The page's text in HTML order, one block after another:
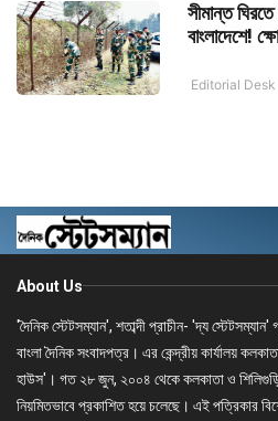
সীমান্ত ঘিরতে
বাংলাদেশে!
Editorial Desk
About Us
'দৈনিক স্টেটসম্যান', শতাব্দী প্রাচীন- 'দ্য
বাংলা দৈনিক সংবাদপত্র। এর কেন্দ্রীয় কার্যালয়
হাউস'। গত ২৮ জুন, ২০০৪ থেকে কলকাতা ও
নিয়মিতভাবে প্রকাশিত হয়ে চলেছে। এই পত্রিকার